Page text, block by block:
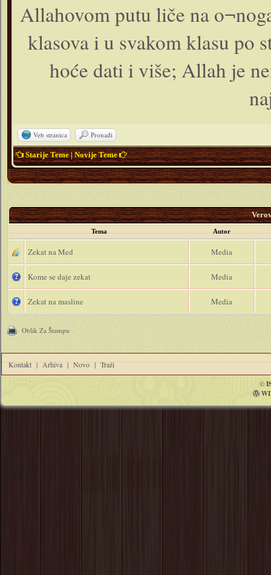
Allahovom putu liče na
klasova i u svakom klasu po
hoće dati i više; Allah je
Veb stranica Pronađi
Starije Teme|Novije Teme
Tema Autor
Zekat na Med Media
Kome se daje zekat Media
Zekat na masline Media
Oblik Za Štampu
Kontakt | Arhiva | Novo | Traži
©